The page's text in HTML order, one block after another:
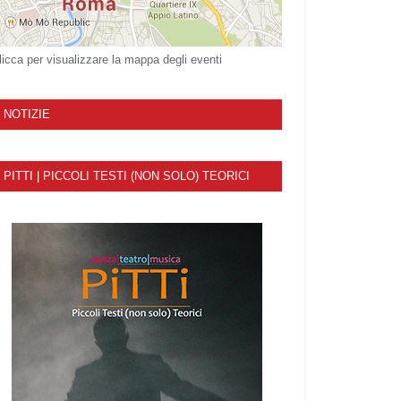
per visualizzare la mappa degli eventi
NOTIZIE
PITTI | PICCOLI TESTI (NON SOLO) TEORICI